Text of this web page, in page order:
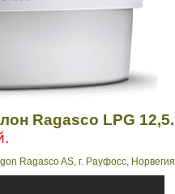
Ragasco LPG 12,5.
Ragasco AS, г. Рауфосс, Норвегия.